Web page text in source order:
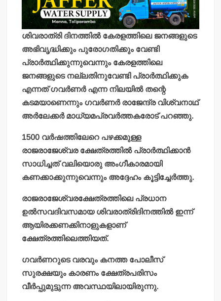
ശിവരാത്രി ദിനത്തില്‍ കേരളത്തിലെ ജനങ്ങളുടെ
അഭിവൃദ്ധിക്കും പുരോഗതിക്കും വേണ്ടി
പ്രാര്‍ത്ഥിക്കുന്നുവെന്നും കേരളത്തിലെ
ജനങ്ങളുടെ നല്ലതിനുവേണ്ടി പ്രാര്‍ത്ഥിക്കുക
എന്നത് ഗവര്‍ണര്‍ എന്ന നിലയില്‍ തന്റെ
കടമയാണെന്നും ഗവര്‍ണര്‍ രാജേന്ദ്ര വിശ്വനാഥ്
അര്‍ലേക്കര്‍ മാധ്യമപ്രവര്‍ത്തകരോട് പറഞ്ഞു.
1500 വര്‍ഷത്തിലേറെ പഴക്കമുള്ള
രാജരാജേശ്വര ക്ഷേത്രത്തില്‍ പ്രാര്‍ത്ഥിക്കാന്‍
സാധിച്ചത് വലിയൊരു അംഗീകാരമായി
കണക്കാക്കുന്നുവെന്നും അദ്ദേഹം കൂട്ടിച്ചേര്‍ത്തു.
രാജരാജേശ്വരക്ഷേത്രത്തിലെ പ്രധാന
ഉല്‍സവദിവസമായ ശിവരാത്രിദിനത്തില്‍ ഇന്ന്
ആയിരക്കണക്കിനാളുകളാണ്
ക്ഷേത്രത്തിലെത്തിയത്.
ഗവര്‍ണറുടെ വരവും കനത്ത പോലീസ്
സുരക്ഷയും കാരണം ക്ഷേത്രപരിസം
വീര്‍പ്പുമുട്ടുന്ന അവസ്ഥയിലായിരുന്നു.